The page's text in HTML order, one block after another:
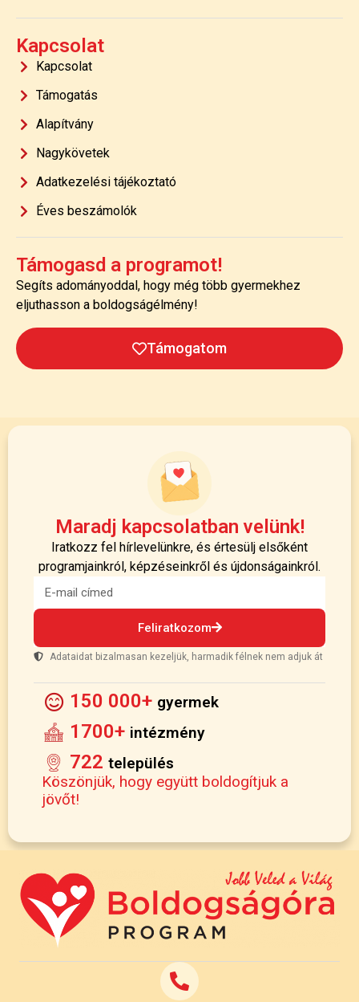
Kapcsolat
Kapcsolat
Támogatás
Alapítvány
Nagykövetek
Adatkezelési tájékoztató
Éves beszámolók
Támogasd a programot!
Segíts adományoddal, hogy még több gyermekhez
eljuthasson a boldogságélmény!
Támogatom
Maradj kapcsolatban velünk!
Iratkozz fel hírlevelünkre, és értesülj elsőként
programjainkról, képzéseinkről és újdonságainkról.
Feliratkozom
Adataidat bizalmasan kezeljük, harmadik félnek nem adjuk át
150 000+ gyermek
1700+ intézmény
722 település
Köszönjük, hogy együtt boldogítjuk a
jövőt!